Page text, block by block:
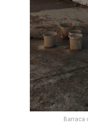
Barraca